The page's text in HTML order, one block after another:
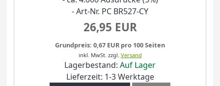
- Art-Nr. PC BR527-CY
26,95 EUR
Grundpreis: 0,67 EUR pro 100 Seiten
inkl. MwSt. zzgl. Versand
Lagerbestand: Auf Lager
Lieferzeit: 1-3 Werktage